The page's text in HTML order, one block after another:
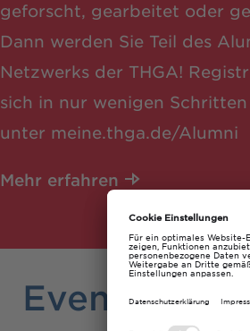
geforscht, gearbeitet oder
Dann werden Sie Teil des
Netzwerks der THGA!
sich in nur wenigen
unter meine.thga.de/Alumni
Mehr erfahren
Events